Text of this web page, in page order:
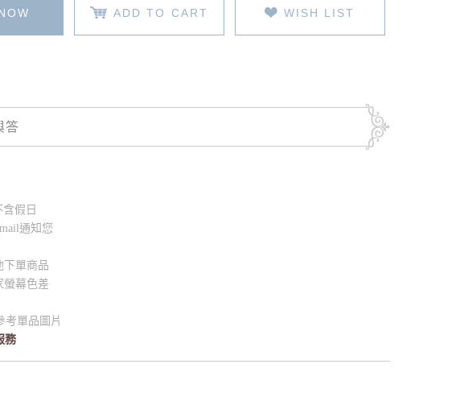
ADD TO CART WISH LIST
答
假日
通知您
下單商品
螢幕色差
考單品圖片
務